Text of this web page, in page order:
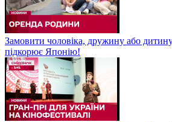
Замовити чоловіка, дружину або
підкорює Японію!